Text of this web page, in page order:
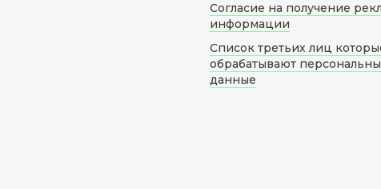
Согласие на получение
информации
Список третьих лиц
обрабатывают
данные